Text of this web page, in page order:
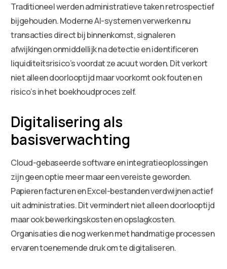
Traditioneel werden administratieve taken retrospectief
bijgehouden. Moderne AI-systemen verwerken nu
transacties direct bij binnenkomst, signaleren
afwijkingen onmiddellijk na detectie en identificeren
liquiditeitsrisico’s voordat ze acuut worden. Dit verkort
niet alleen doorlooptijd maar voorkomt ook fouten en
risico’s in het boekhoudproces zelf.
Digitalisering als
basisverwachting
Cloud-gebaseerde software en integratieoplossingen
zijn geen optie meer maar een vereiste geworden.
Papieren facturen en Excel-bestanden verdwijnen actief
uit administraties. Dit vermindert niet alleen doorlooptijd
maar ook bewerkingskosten en opslagkosten.
Organisaties die nog werken met handmatige processen
ervaren toenemende druk om te digitaliseren.